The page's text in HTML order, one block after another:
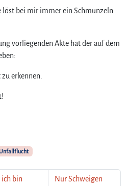
löst bei mir immer ein Schmunzeln
vorliegenden Akte hat der auf dem
erkennen.
ich bin
Nur Schweigen